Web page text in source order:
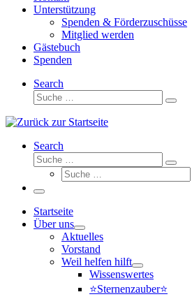
Unterstützung
Spenden & Förderzuschüsse
Mitglied werden
Gästebuch
Spenden
Search
Suche
Suche
Search
Suche
Suche
Suche
Menü
Startseite
Über uns
Aktuelles
Vorstand
Weil helfen hilft
Wissenswertes
⭐Sternenzauber⭐